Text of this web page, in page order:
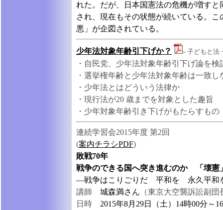
れた。だが、日本国憲法の危機が増す
され、現在もその状態が続いている。
悪」が企図されている。
少年法対象年齢引下げか？ - 子どもと法
・自民党、少年法対象年齢引下げ論を検
・選挙権年齢と少年法対象年齢は一致
・少年法とはどういう法律か
・現行法が20 歳までを対象とした趣旨
・少年対象年齢引き下げがもたらすもの
連続学習会2015年度 第2回
(案内チラシPDF)
敗戦70年
戦争のできる国へ突き進むのか 「壊憲
―戦争はこりごりだ 平和を 永久平和
講師 城森満さん （東京大空襲訴訟副団
日時 2015年8月29日（土）14時00分～